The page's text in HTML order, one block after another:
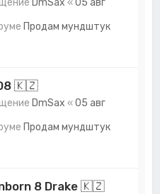
Продам мундштук
🇰🇿
DmSax «05 авг
Продам мундштук
8 Drake 🇰🇿